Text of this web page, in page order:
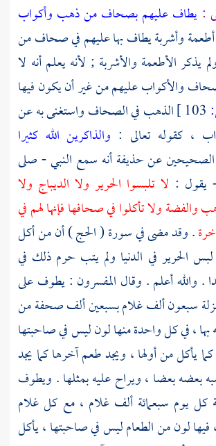
: يطاف عليهم بصحاف من ذهب وأكواب
أطعمة وأشربة يطاف بها عليهم في صحاف من
الأطعمة والأشربة ; لأنه يعلم أنه لا
والأكواب عليهم من غير أن يكون فيها
الذهب في الصحاف واستغنى به عن
، كقوله تعالى : والذاكرين الله كثيرا
عنحذيفةأنه سمع النبي - صلى
يقول : لا تلبسوا الحرير ولا الديباج ولا
والفضة ولا تأكلوا في صحافها فإنها لهم في
. وقد مضى في سورة ( الحج ) أن من أكل
لبس الحرير في الدنيا ولم يتب حرم ذلك في
. والله أعلم . وقال المفسرون : يطوف على
سبعون ألف غلام بسبعين ألف صحفة من
، في كل واحدة منها لون ليس في صاحبتها
يأكل من أولها ، ويجد طعم آخرها كما يجد
بعضه بعضا ، ويراح عليه بمثلها . ويطوف
كل يوم سبعمائة ألف غلام ، مع كل غلام
لون من الطعام ليس في صاحبتها ، يأكل